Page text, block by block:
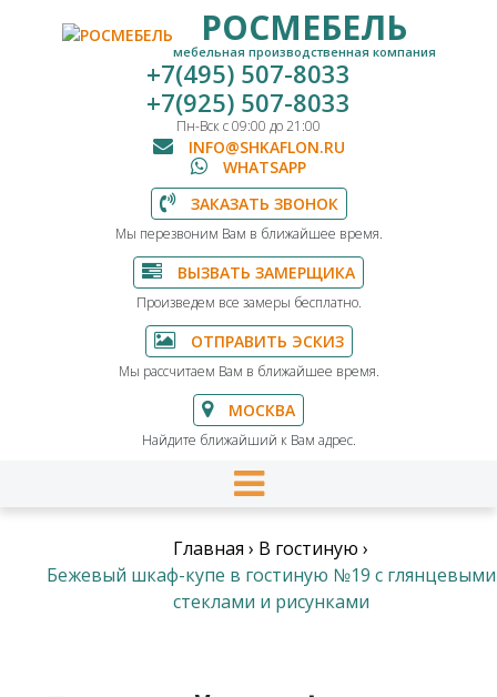
РОСМЕБЕЛЬ
мебельная производственная компания
+7(495) 507-8033
+7(925) 507-8033
Пн-Вск с 09:00 до 21:00
INFO@SHKAFLON.RU
WHATSAPP
ЗАКАЗАТЬ ЗВОНОК
Мы перезвоним Вам в ближайшее время.
ВЫЗВАТЬ ЗАМЕРЩИКА
Произведем все замеры бесплатно.
ОТПРАВИТЬ ЭСКИЗ
Мы рассчитаем Вам в ближайшее время.
МОСКВА
Найдите ближайший к Вам адрес.
Главная › В гостиную ›
Бежевый шкаф-купе в гостиную №19 с глянцевыми
стеклами и рисунками